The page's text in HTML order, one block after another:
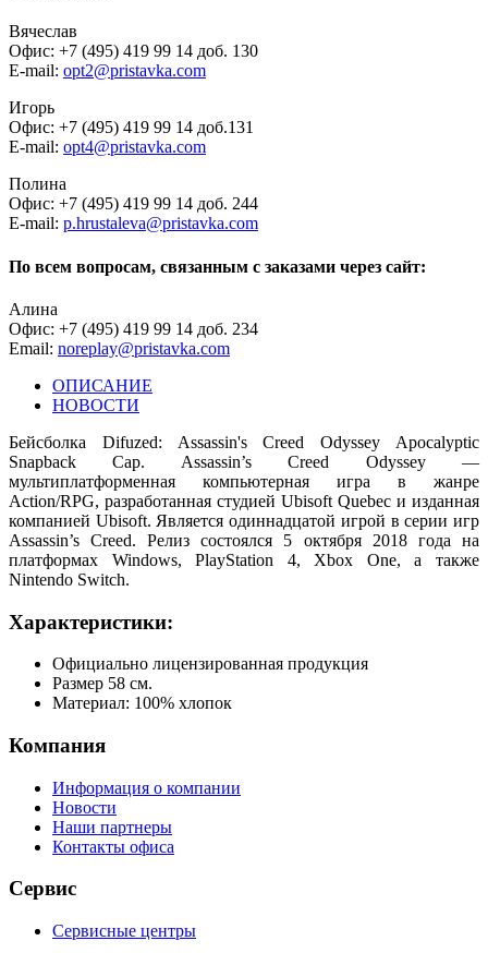
Вячеслав
Офис: +7 (495) 419 99 14 доб. 130
E-mail: opt2@pristavka.com
Игорь
Офис: +7 (495) 419 99 14 доб.131
E-mail: opt4@pristavka.com
Полина
Офис: +7 (495) 419 99 14 доб. 244
E-mail: p.hrustaleva@pristavka.com
По всем вопросам, связанным с заказами через сайт:
Алина
Офис: +7 (495) 419 99 14 доб. 234
Email: noreplay@pristavka.com
ОПИСАНИЕ
НОВОСТИ
Бейсболка Difuzed: Assassin's Creed Odyssey Apocalyptic
Snapback Cap. Assassin’s Creed Odyssey —
мультиплатформенная компьютерная игра в жанре
Action/RPG, разработанная студией Ubisoft Quebec и изданная
компанией Ubisoft. Является одиннадцатой игрой в серии игр
Assassin’s Creed. Релиз состоялся 5 октября 2018 года на
платформах Windows, PlayStation 4, Xbox One, а также
Nintendo Switch.
Характеристики:
Официально лицензированная продукция
Размер 58 см.
Материал: 100% хлопок
Компания
Информация о компании
Новости
Наши партнеры
Контакты офиса
Сервис
Сервисные центры